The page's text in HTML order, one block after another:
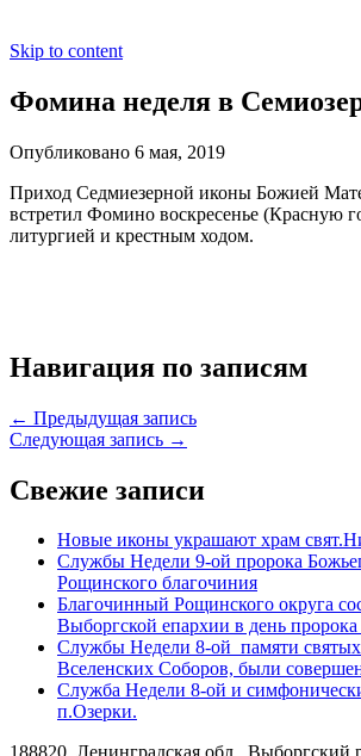
Skip to content
Фомина неделя в
Опубликовано 6 мая, 2019
Приход Седмиезерной иконы Божией
встретил Фомино воскресенье (Красную
литургией и крестным ходом.
Навигация по записям
← Предыдущая запись
Следующая запись →
Свежие записи
Новые иконы украшают храм
Службы Недели 9-ой пророка
Рощинского благочиния
Благочинный Рощинского округа
Выборгской епархии в день
Службы Недели 8-ой памяти
Вселенских Соборов, были
Служба Недели 8-ой и
п.Озерки.